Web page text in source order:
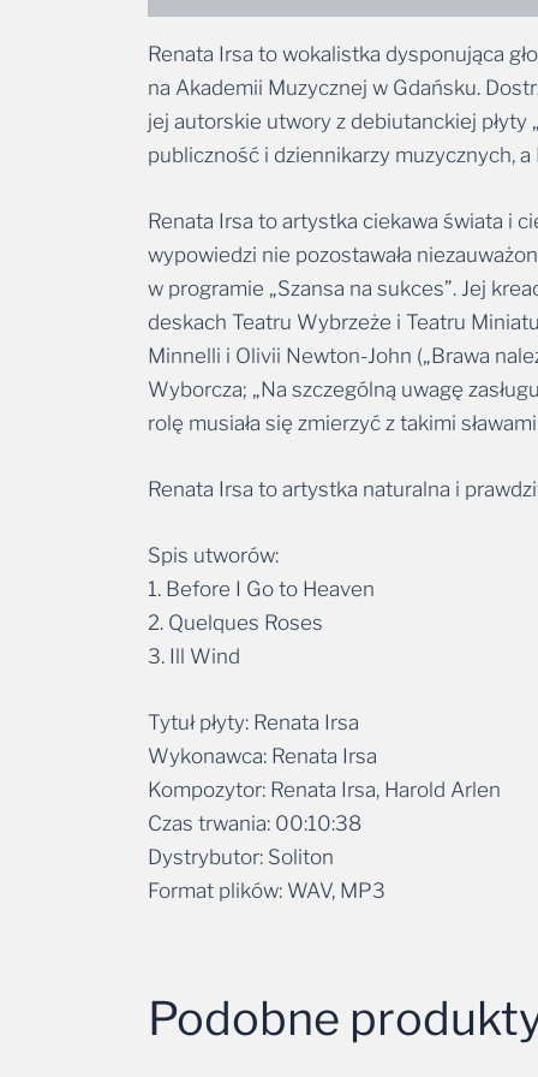
Renata Irsa to wokalistka dysponująca
na Akademii Muzycznej w Gdańsku.
jej autorskie utwory z debiutanckiej płyty
publiczność i dziennikarzy muzycznych,
Renata Irsa to artystka ciekawa świata i
wypowiedzi nie pozostawała
w programie „Szansa na sukces”. Jej
deskach Teatru Wybrzeże i Teatru
Minnelli i Olivii Newton-John („Brawa
Wyborcza; „Na szczególną uwagę
rolę musiała się zmierzyć z takimi
Renata Irsa to artystka naturalna i
Spis utworów:
1. Before I Go to Heaven
2. Quelques Roses
3. Ill Wind
Tytuł płyty: Renata Irsa
Wykonawca: Renata Irsa
Kompozytor: Renata Irsa, Harold Arlen
Czas trwania: 00:10:38
Dystrybutor: Soliton
Format plików: WAV, MP3
Podobne